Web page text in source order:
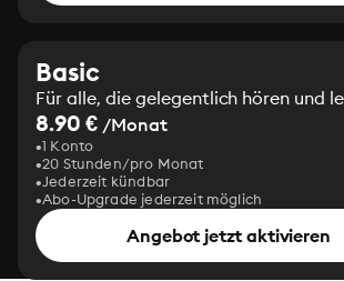
Basic
Für alle, die gelegentlich hören und
8.90 € /Monat
1 Konto
20 Stunden/pro Monat
Jederzeit kündbar
Abo-Upgrade jederzeit möglich
Angebot jetzt aktivieren